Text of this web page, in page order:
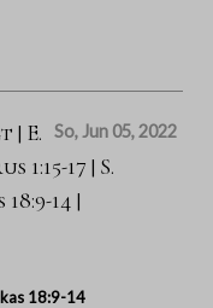
So, Jun 05, 2022
| E.
1:15-17 | S.
14 |
18:9-14